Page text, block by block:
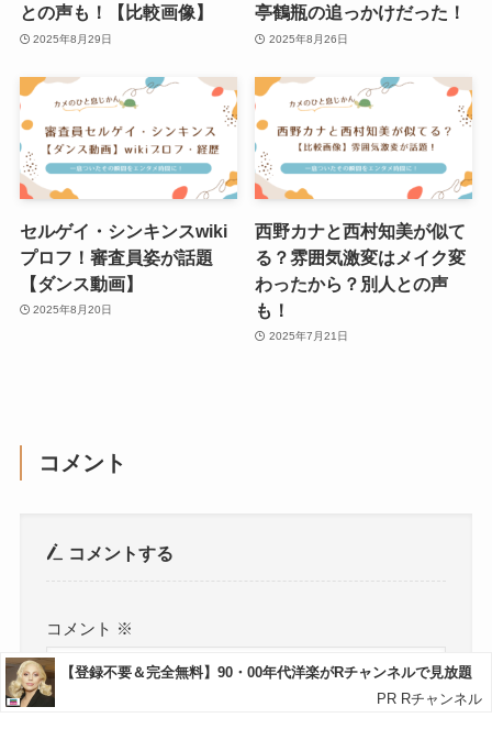
との声も！【比較画像】
2025年8月29日
亭鶴瓶の追っかけだった！
2025年8月26日
セルゲイ・シンキンスwiki
プロフ！審査員姿が話題
【ダンス動画】
2025年8月20日
西野カナと西村知美が似て
る？雰囲気激変はメイク変
わったから？別人との声
も！
2025年7月21日
コメント
コメントする
コメント ※